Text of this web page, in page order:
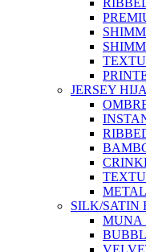
JERSEY
SILK/SATIN
MUNA